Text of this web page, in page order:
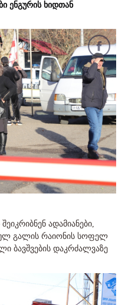
ენგურის ხიდთან
ადამიანები,
გალის რაიონის სოფელ
ბავშვების დაკრძალვაზე